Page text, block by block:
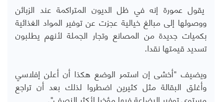
يقول عمورة إنه في ظل الديون المتراكمة عند الزبائن
ووصولها إلى مبالغ خيالية عجزت عن توفير المواد الغذائية
بكميات جديدة من المصانع وتجار الجملة لأنهم يطلبون
تسديد قيمتها نقدا.
ويضيف "أخشى إن استمر الوضع هكذا أن أعلن إفلاسي
وأغلق البقالة مثل كثيرين اضطروا لذلك بعد أن تراجع
مستوى توفير البضاعة فيها مؤخرا لأكثر النصف".